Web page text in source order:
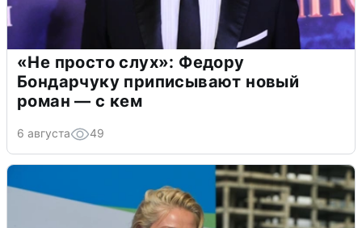
«Не просто слух»: Федору
Бондарчуку приписывают новый
роман — с кем
6 августа 49